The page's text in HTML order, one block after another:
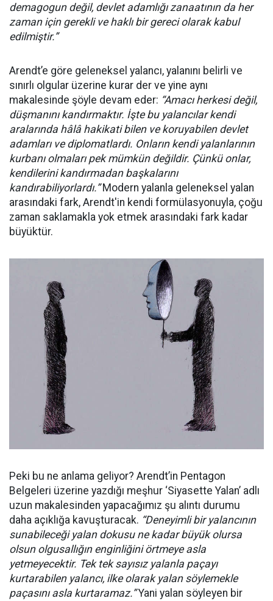
demagogun değil, devlet adamlığı zanaatının da her
zaman için gerekli ve haklı bir gereci olarak kabul
edilmiştir.”
Arendt’e göre geleneksel yalancı, yalanını belirli ve
sınırlı olgular üzerine kurar der ve yine aynı
makalesinde şöyle devam eder: “Amacı herkesi değil,
düşmanını kandırmaktır. İşte bu yalancılar kendi
aralarında hâlâ hakikati bilen ve koruyabilen devlet
adamları ve diplomatlardı. Onların kendi yalanlarının
kurbanı olmaları pek mümkün değildir. Çünkü onlar,
kendilerini kandırmadan başkalarını
kandırabiliyorlardı.”Modern yalanla geleneksel yalan
arasındaki fark, Arendt'in kendi formülasyonuyla, çoğu
zaman saklamakla yok etmek arasındaki fark kadar
büyüktür.
Peki bu ne anlama geliyor? Arendt’in Pentagon
Belgeleri üzerine yazdığı meşhur ‘Siyasette Yalan’ adlı
uzun makalesinden yapacağımız şu alıntı durumu
daha açıklığa kavuşturacak. “Deneyimli bir yalancının
sunabileceği yalan dokusu ne kadar büyük olursa
olsun olgusallığın enginliğini örtmeye asla
yetmeyecektir. Tek tek sayısız yalanla paçayı
kurtarabilen yalancı, ilke olarak yalan söylemekle
paçasını asla kurtaramaz.”Yani yalan söyleyen bir